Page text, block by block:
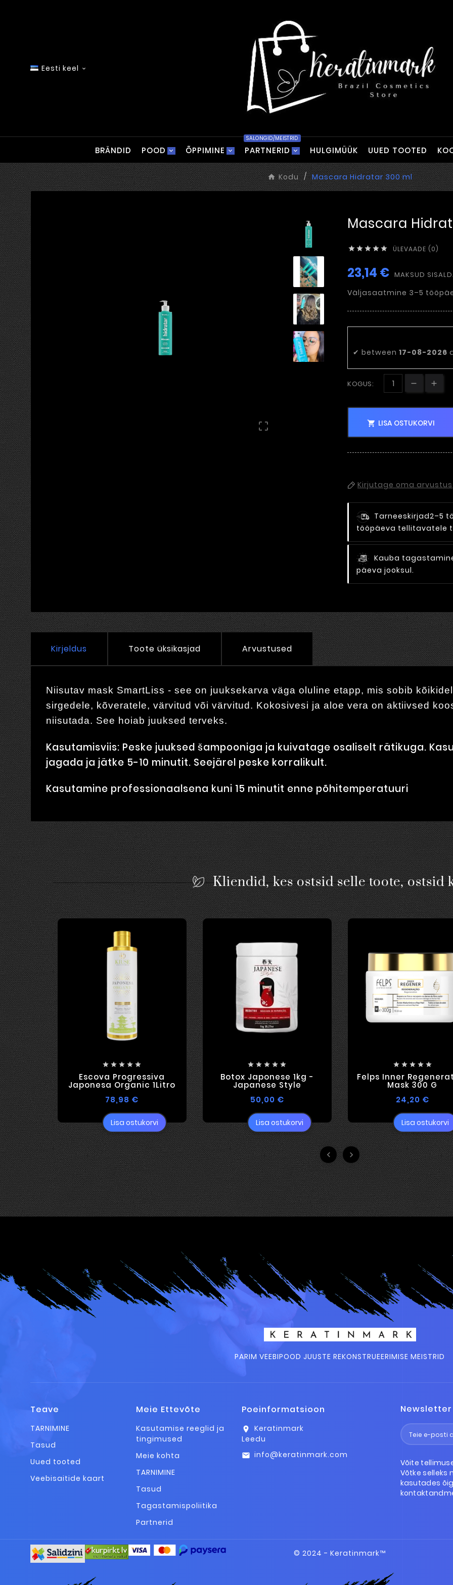
Eesti keel 
BRÄNDID POOD ÕPPIMINE PARTNERID
SALONGID/MEISTRID
HULGIMÜÜK UUED TOOTED
Kodu Mascara Hidratar 300 ml

Mascara
     ÜLEVAADE (0)
23,14 € MAKSUD
Väljasaatmine 3–5
✔ between 17-08-2026
KOGUS:
 LISA OSTUKORVI
Kirjutage oma arvustus
Tarneeskirjad2–5
tööpäeva tellitavatele
Kauba
päeva jooksul.
Kirjeldus Toote üksikasjad Arvustused
Niisutav mask SmartLiss - see on juuksekarva väga oluline etapp, mis sobib
sirgedele, kõveratele, värvitud või värvitud. Kokosivesi ja aloe vera on aktiivsed
niisutada. See hoiab juuksed terveks.
Kasutamisviis: Peske juuksed šampooniga ja kuivatage osaliselt rätikuga.
jagada ja jätke 5-10 minutit. Seejärel peske korralikult.
Kasutamine professionaalsena kuni 15 minutit enne põhitemperatuuri
Kliendid, kes ostsid selle toote, ostsid
    
Escova Progressiva
Japonesa Organic 1Litro
78,98 €
Lisa ostukorvi
    
Botox Japonese 1kg -
Japanese Style
50,00 €
Lisa ostukorvi
    
Felps Inner
Mask 300 G
24,20 €
Lisa ostukorvi
 
PARIM VEEBIPOOD JUUSTE REKONSTRUEERIMISE MEISTRID
Teave
TARNIMINE
Tasud
Uued tooted
Veebisaitide kaart
Meie Ettevõte
Kasutamise reeglid ja
tingimused
Meie kohta
TARNIMINE
Tasud
Tagastamispoliitika
Partnerid
Poeinformatsioon
location_on
Keratinmark
Leedu
email info@keratinmark.com
Newsletter
Võite
Võtke selleks
kasutades
© 2024 - Keratinmark™